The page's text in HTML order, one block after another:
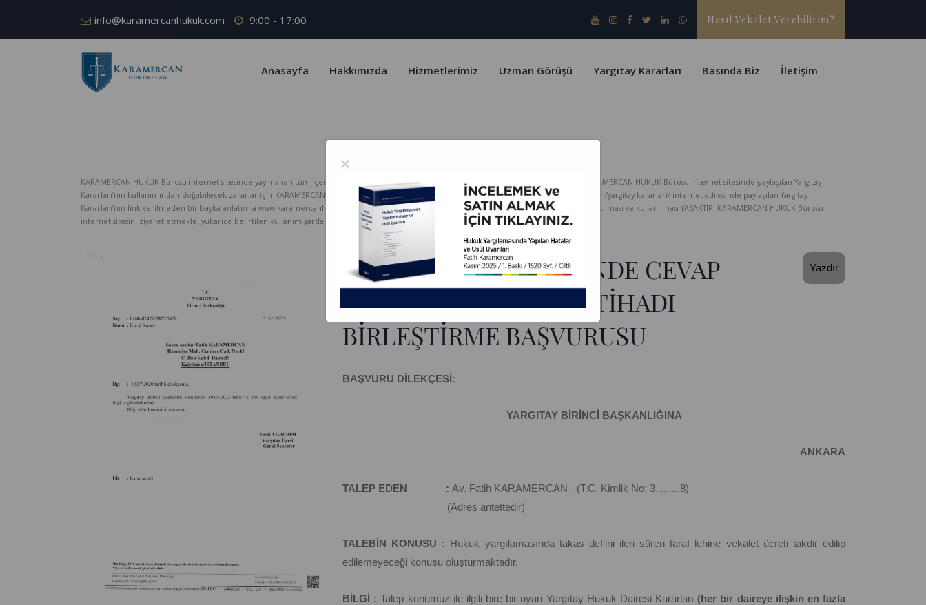
info@karamercanhukuk.com 9:00 - 17:00 Nasıl Vekalet Verebilirim?
Anasayfa Hakkımızda Hizmetlerimiz Uzman Görüşü Yargıtay Kararları Basında Biz İletişim
KARAMERCAN HUKUK Bürosu internet sitesinde yayınlanan tüm içerik telif yasaları ve Türk Patent Enstitüsü kapsamında koruma altındadır. KARAMERCAN HUKUK Bürosu internet sitesinde paylaşılan Yargıtay
Kararları’nın kullanımından doğabilecek zararlar için KARAMERCAN HUKUK Bürosu hiçbir sorumluluk kabul etmez. www.karamercanhukuk.com/yargitay-kararlari/ internet adresinde paylaşılan Yargıtay
Kararları’nın link verilmeden bir başka anlatımla www.karamercanhukuk.com internet adresinden alındığı belirtilmeksizin kopyalanması, paylaşılması ve kullanılması YASAKTIR. KARAMERCAN HUKUK Bürosu
internet sitesini ziyaret etmekle, yukarıda belirtilen kullanım şartlarını kabul etmiş sayılırsınız.
Yazdır
30 MAYIS 2023 TARİHİNDE CEVAP
VERİLEN YARGITAY İÇTİHADI
BİRLEŞTİRME BAŞVURUSU
BAŞVURU DİLEKÇESİ:
YARGITAY BİRİNCİ BAŞKANLIĞINA
ANKARA
TALEP EDEN : Av. Fatih KARAMERCAN - (T.C. Kimlik No: 3.........8)
(Adres antettedir)
TALEBİN KONUSU : Hukuk yargılamasında takas def’ini ileri süren taraf lehine vekalet ücreti takdir edilip
edilemeyeceği konusu oluşturmaktadır.
BİLGİ : Talep konumuz ile ilgili bire bir uyan Yargıtay Hukuk Dairesi Kararları (her bir daireye ilişkin en fazla
×